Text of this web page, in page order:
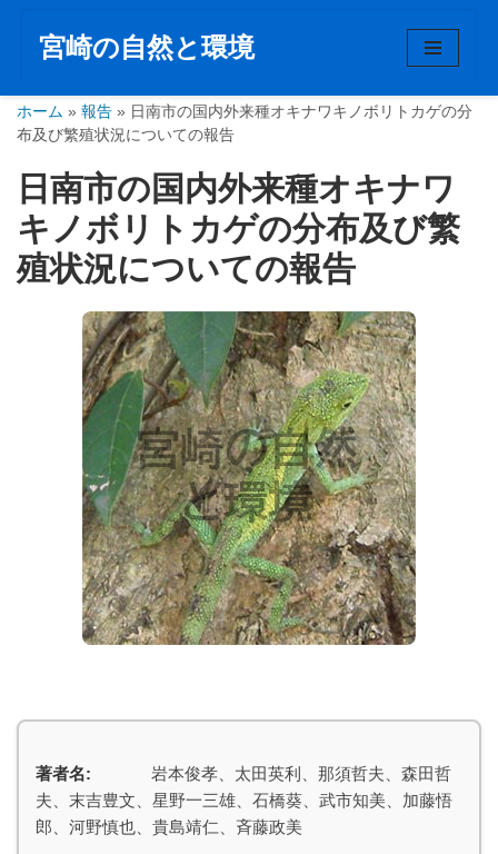
コ
テ
ン
へ
ス
キ
ッ
宮崎の自然と環境
ホーム » 報告 » 日南市の国内外来種オキナワキノボリトカゲの分
布及び繁殖状況についての報告
日南市の国内外来種オキナワ
キノボリトカゲの分布及び繁
殖状況についての報告
著者名:
岩本俊孝、太田英利、那須哲夫、森田哲
夫、末吉豊文、星野一三雄、石橋葵、武市知美、加藤悟
郎、河野慎也、貴島靖仁、斉藤政美